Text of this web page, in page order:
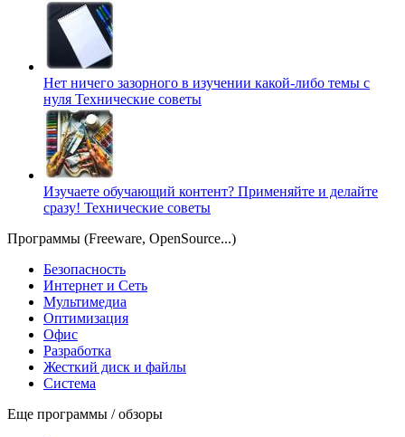
Нет ничего зазорного в изучении какой-либо темы с
нуля Технические советы
Изучаете обучающий контент? Применяйте и делайте
сразу! Технические советы
Программы (Freeware, OpenSource...)
Безопасность
Интернет и Сеть
Мультимедиа
Оптимизация
Офис
Разработка
Жесткий диск и файлы
Система
Еще программы / обзоры